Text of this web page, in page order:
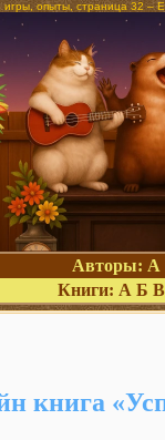
игры, опыты, страница 32
Авторы: А
Книги: А Б В
книга